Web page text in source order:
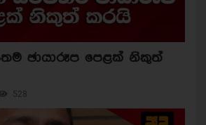
ඡායාරූප පෙළක් නිකුත්
528